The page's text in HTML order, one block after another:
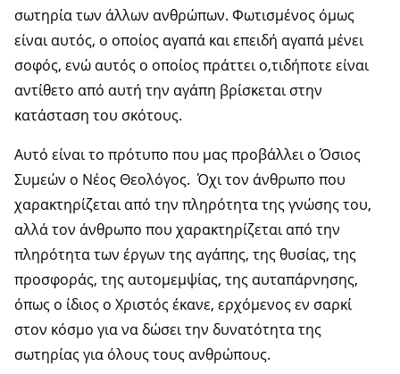
σωτηρία των άλλων ανθρώπων. Φωτισμένος όμως
είναι αυτός, ο οποίος αγαπά και επειδή αγαπά μένει
σοφός, ενώ αυτός ο οποίος πράττει ο,τιδήποτε είναι
αντίθετο από αυτή την αγάπη βρίσκεται στην
κατάσταση του σκότους.
Αυτό είναι το πρότυπο που μας προβάλλει ο Όσιος
Συμεών ο Νέος Θεολόγος. Όχι τον άνθρωπο που
χαρακτηρίζεται από την πληρότητα της γνώσης του,
αλλά τον άνθρωπο που χαρακτηρίζεται από την
πληρότητα των έργων της αγάπης, της θυσίας, της
προσφοράς, της αυτομεμψίας, της αυταπάρνησης,
όπως ο ίδιος ο Χριστός έκανε, ερχόμενος εν σαρκί
στον κόσμο για να δώσει την δυνατότητα της
σωτηρίας για όλους τους ανθρώπους.